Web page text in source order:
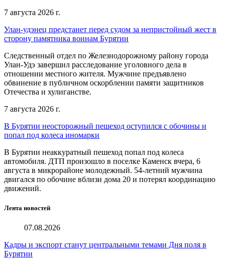
7 августа 2026 г.
Улан-удэнец предстанет перед судом за непристойный жест в
сторону памятника воинам Бурятии
Следственный отдел по Железнодорожному району города
Улан-Удэ завершил расследование уголовного дела в
отношении местного жителя. Мужчине предъявлено
обвинение в публичном оскорблении памяти защитников
Отечества и хулиганстве.
7 августа 2026 г.
В Бурятии неосторожный пешеход оступился с обочины и
попал под колеса иномарки
В Бурятии неаккуратный пешеход попал под колеса
автомобиля. ДТП произошло в поселке Каменск вчера, 6
августа в микрорайоне молодежный. 54-летний мужчина
двигался по обочине вблизи дома 20 и потерял координацию
движений.
Лента новостей
07.08.2026
Кадры и экспорт станут центральными темами Дня поля в
Бурятии